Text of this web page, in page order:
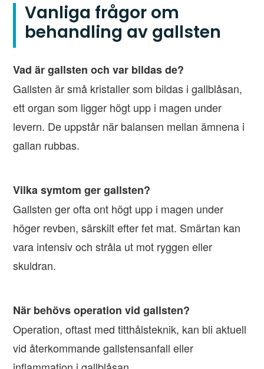
Vanliga frågor om
behandling av gallsten
Vad är gallsten och var bildas de?
Gallsten är små kristaller som bildas i gallblåsan,
ett organ som ligger högt upp i magen under
levern. De uppstår när balansen mellan ämnena i
gallan rubbas.
Vilka symtom ger gallsten?
Gallsten ger ofta ont högt upp i magen under
höger revben, särskilt efter fet mat. Smärtan kan
vara intensiv och stråla ut mot ryggen eller
skuldran.
När behövs operation vid gallsten?
Operation, oftast med titthålsteknik, kan bli aktuell
vid återkommande gallstensanfall eller